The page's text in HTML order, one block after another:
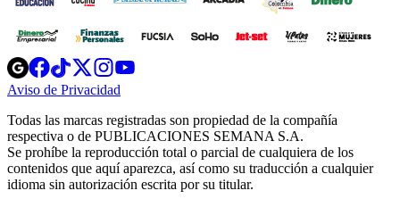
Opens
in
new
Opens
in
new
Opens
in
new
window
Opens
new
windowwindow
Aviso de Privacidad
new
window
Todas las marcas registradas son propiedad de la compañía
respectiva o de PUBLICACIONES SEMANA S.A.
Se prohíbe la reproducción total o parcial de cualquiera de los
contenidos que aquí aparezca, así como su traducción a cualquier
idioma sin autorización escrita por su titular.